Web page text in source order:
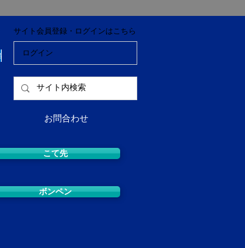
サイト会員登録・ログインはこちら
ログイン
お問合わせ
こて先
ボンペン